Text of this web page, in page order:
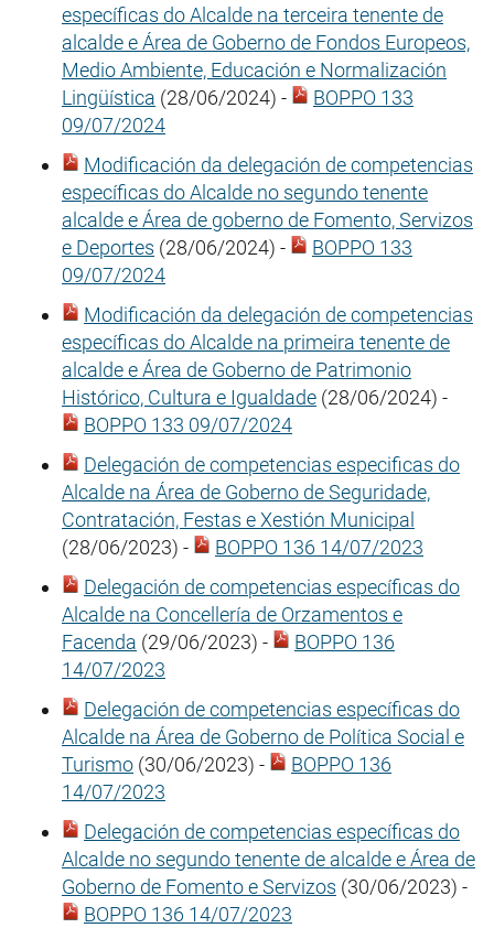
específicas do Alcalde na terceira tenente de
alcalde e Área de Goberno de Fondos Europeos,
Medio Ambiente, Educación e Normalización
Lingüística (28/06/2024) -
BOPPO 133
09/07/2024
Modificación da delegación de competencias
específicas do Alcalde no segundo tenente
alcalde e Área de goberno de Fomento, Servizos
e Deportes (28/06/2024) -
BOPPO 133
09/07/2024
Modificación da delegación de competencias
específicas do Alcalde na primeira tenente de
alcalde e Área de Goberno de Patrimonio
Histórico, Cultura e Igualdade (28/06/2024) -
BOPPO 133 09/07/2024
Delegación de competencias especificas do
Alcalde na Área de Goberno de Seguridade,
Contratación, Festas e Xestión Municipal
(28/06/2023) -
BOPPO 136 14/07/2023
Delegación de competencias específicas do
Alcalde na Concellería de Orzamentos e
Facenda (29/06/2023) -
BOPPO 136
14/07/2023
Delegación de competencias específicas do
Alcalde na Área de Goberno de Política Social e
Turismo (30/06/2023) -
BOPPO 136
14/07/2023
Delegación de competencias específicas do
Alcalde no segundo tenente de alcalde e Área de
Goberno de Fomento e Servizos (30/06/2023) -
BOPPO 136 14/07/2023